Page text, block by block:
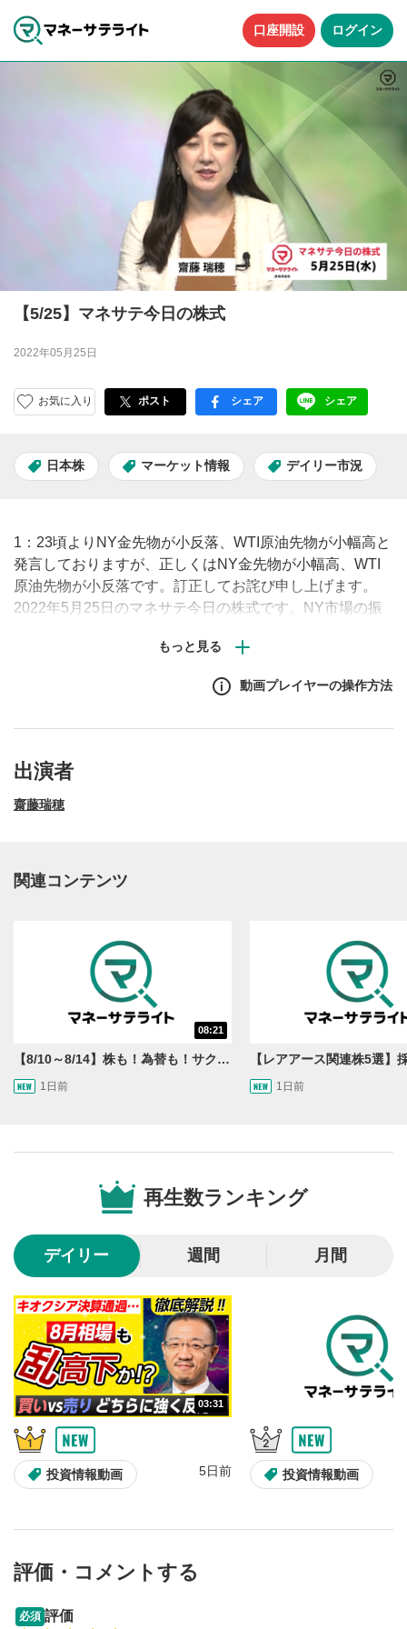
口座開設 ログイン
【5/25】マネサテ今日の株式
2022年05月25日
お気に入り ポスト facebook
シェア LINE
シェア
日本株 マーケット情報 デイリー市況
1：23頃よりNY金先物が小反落、WTI原油先物が小幅高と
発言しておりますが、正しくはNY金先物が小幅高、WTI
原油先物が小反落です。訂正してお詫び申し上げます。
2022年5月25日のマネサテ今日の株式です。NY市場の振
標・決算発表の結果と予定を毎朝8時40分頃にお届けしま
動画プレイヤーの操作方法
動画再生エリア
動画再生エリアをクリックすると、動画を再生または
一時停止します。
2
再生/一時停止
動画を再生または一時停止します。
10秒戻し/10秒送り
10秒、動画を巻き戻し/早送りします。
シークバー
再生位置を示しています。再生したい位置をクリック
するとその位置から動画が再生されます。
6
画質/再生速度の設定
画質の選択/再生速度の変更ができます。
7
音量調整
スライダーを上下すると音量が調整できます。
8
全画面表示
出演者
齋藤瑞穂
関連コンテンツ
08:21
【8/10～8/14】株も！為替も！サクッと！来週のマーケット見通し＜Next View＞
1日前 1日前
再生数ランキング
デイリー 週間 月間
03:31
投資情報動画 5日前 投資情報動画
評価・コメントする
必須 評価